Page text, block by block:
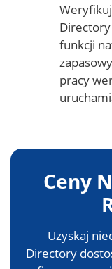
funkcji
pracy
Ceny
Uzyskaj
Directory